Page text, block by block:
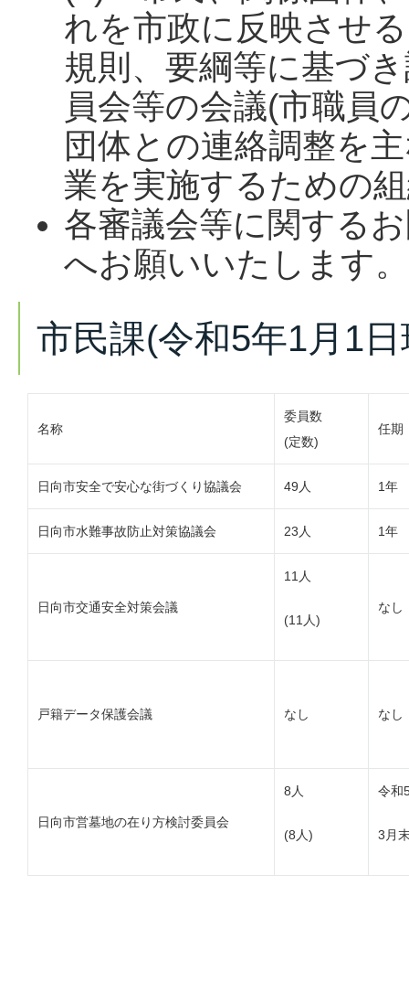
れを市政に反映させ
規則、要綱等に基づ
員会等の会議(市職員
団体との連絡調整を
業を実施するための
各審議会等に関する
へお願いいたします。
市民課(令和5年1月1
名称
委員数
(定数)
任期
日向市安全で安心な街づくり協議会 49人 1年
日向市水難事故防止対策協議会 23人 1年
日向市交通安全対策会議
11人
(11人)
なし
戸籍データ保護会議 なし なし
日向市営墓地の在り方検討委員会
8人
(8人)
令和
3月